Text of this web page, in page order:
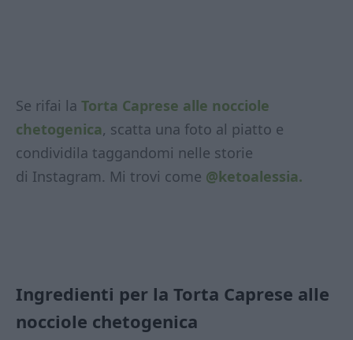
Se rifai la Torta Caprese alle nocciole
chetogenica, scatta una foto al piatto e
condividila taggandomi nelle storie
di Instagram. Mi trovi come @ketoalessia.
Ingredienti per la Torta Caprese alle
nocciole chetogenica